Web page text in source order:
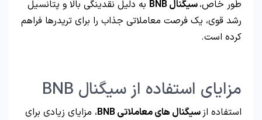
طور خاص،سیگنال‌ BNB
به دلیل نقدینگی بالا و پتانسیل
رشد قوی، یک فرصت‌ معاملاتی جذاب را برای تریدرها فراهم
کرده است.
مزایای استفاده از سیگنال BNB
استفاده ازسیگنال‌ های معاملاتی BNB
، مزایای زیادی برای